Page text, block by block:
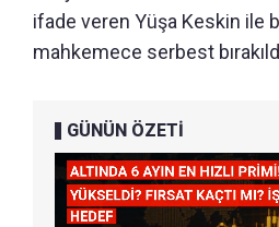
ifade veren Yüşa Keskin ile
mahkemece serbest
GÜNÜN ÖZETİ